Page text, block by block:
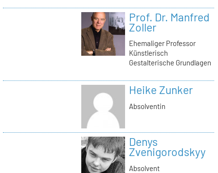
Prof. Dr. Manfred
Zoller
Ehemaliger Professor
Künstlerisch
Gestalterische Grundlagen
Heike Zunker
Absolventin
Denys
Zvenigorodskyy
Absolvent